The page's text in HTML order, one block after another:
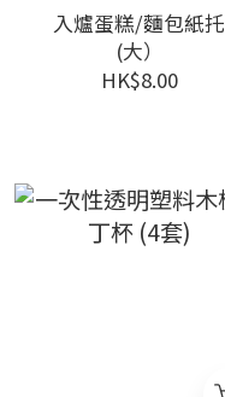
入爐蛋糕/麵包紙托
(大）
HK$8.00